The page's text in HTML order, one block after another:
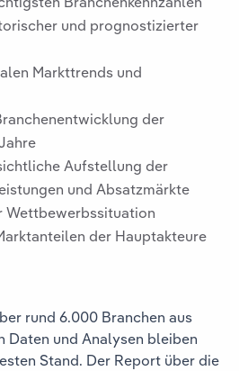
und prognostizierter
Markttrends und
der
Aufstellung der
und Absatzmärkte
Wettbewerbssituation
der Hauptakteure
rund 6.000 Branchen aus
Daten und Analysen bleiben
Stand. Der Report über die